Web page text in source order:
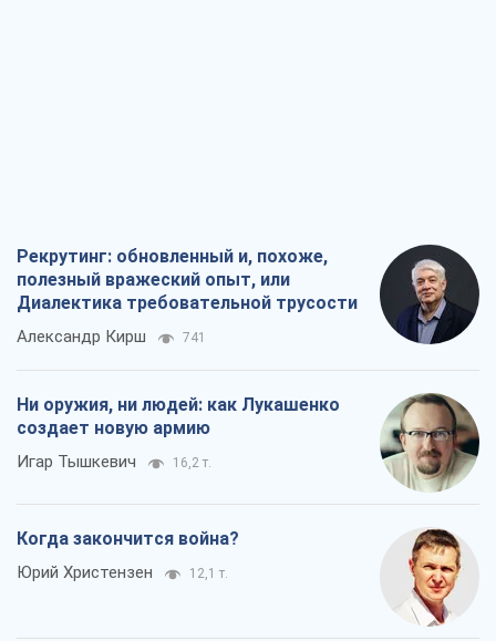
Рекрутинг: обновленный и, похоже,
полезный вражеский опыт, или
Диалектика требовательной трусости
Александр Кирш 741
Ни оружия, ни людей: как Лукашенко
создает новую армию
Игар Тышкевич 16,2 т.
Когда закончится война?
Юрий Христензен 12,1 т.